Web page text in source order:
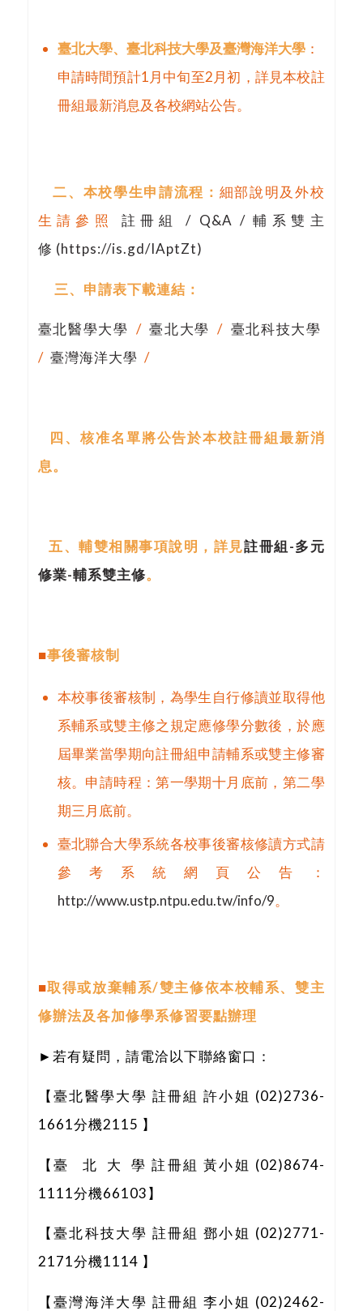
臺北大學、臺北科技大學及臺灣海洋大學：
申請時間預計1月中旬至2月初，詳見本校註
冊組最新消息及各校網站公告。
二、本校學生申請流程： 細部說明及外校
生請參照 註冊組 / Q&A / 輔系雙主
修 (https://is.gd/IAptZt)
三、申請表下載連結：
臺北醫學大學 /臺北大學 / 臺北科技大學
/ 臺灣海洋大學 /
四、核准名單將公告於本校註冊組最新消
息。
五、輔雙相關事項說明，詳見註冊組-多元
修業-輔系雙主修。
■事後審核制
本校事後審核制，為學生自行修讀並取得他
系輔系或雙主修之規定應修學分數後，於應
屆畢業當學期向註冊組申請輔系或雙主修審
核。申請時程：第一學期十月底前，第二學
期三月底前。
臺北聯合大學系統各校事後審核修讀方式請
參考系統網頁公告：
http://www.ustp.ntpu.edu.tw/info/9。
■取得或放棄輔系/雙主修依本校輔系、雙主
修辦法及各加修學系修習要點辦理
►若有疑問，請電洽以下聯絡窗口：
【臺北醫學大學 註冊組 許小姐 (02)2736-
1661分機2115 】
【臺 北 大 學 註冊組 黃小姐 (02)8674-
1111分機66103】
【臺北科技大學 註冊組 鄧小姐 (02)2771-
2171分機1114 】
【臺灣海洋大學 註冊組 李小姐 (02)2462-